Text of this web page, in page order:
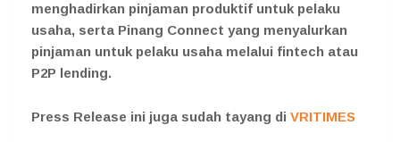
menghadirkan pinjaman produktif untuk pelaku
usaha, serta Pinang Connect yang menyalurkan
pinjaman untuk pelaku usaha melalui fintech atau
P2P lending.
Press Release ini juga sudah tayang di VRITIMES